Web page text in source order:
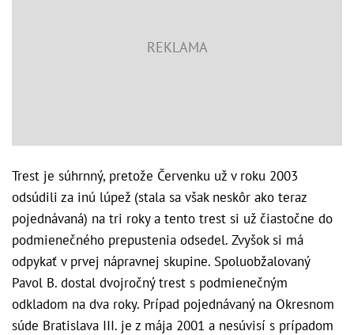
Trest je súhrnný, pretože Červenku už v roku 2003
odsúdili za inú lúpež (stala sa však neskôr ako teraz
pojednávaná) na tri roky a tento trest si už čiastočne do
podmienečného prepustenia odsedel. Zvyšok si má
odpykať v prvej nápravnej skupine. Spoluobžalovaný
Pavol B. dostal dvojročný trest s podmienečným
odkladom na dva roky. Prípad pojednávaný na Okresnom
súde Bratislava III. je z mája 2001 a nesúvisí s prípadom